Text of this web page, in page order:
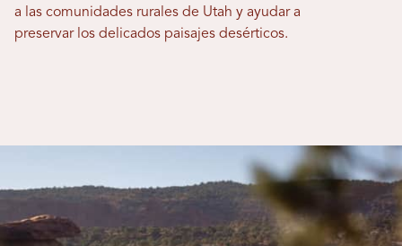
a las comunidades rurales de Utah y ayudar a
preservar los delicados paisajes desérticos.